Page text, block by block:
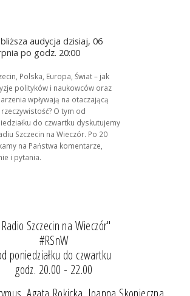
audycja dzisiaj, 06
po godz. 20:00
Polska, Europa, Świat – jak
polityków i naukowców oraz
wpływają na otaczającą
O tym od
do czwartku dyskutujemy
Szczecin na Wieczór. Po 20
na Państwa komentarze,
i pytania.
Szczecin na Wieczór"
#RSnW
poniedziałku do czwartku
godz. 20.00 - 22.00